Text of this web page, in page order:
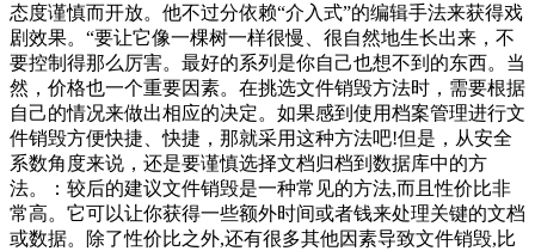
态度谨慎而开放。他不过分依赖“介入式”的编辑手法来获得戏
剧效果。“要让它像一棵树一样很慢、很自然地生长出来，不
要控制得那么厉害。最好的系列是你自己也想不到的东西。当
然，价格也一个重要因素。在挑选文件销毁方法时，需要根据
自己的情况来做出相应的决定。如果感到使用档案管理进行文
件销毁方便快捷、快捷，那就采用这种方法吧!但是，从安全
系数角度来说，还是要谨慎选择文档归档到数据库中的方
法。：较后的建议文件销毁是一种常见的方法,而且性价比非
常高。它可以让你获得一些额外时间或者钱来处理关键的文档
或数据。除了性价比之外,还有很多其他因素导致文件销毁,比